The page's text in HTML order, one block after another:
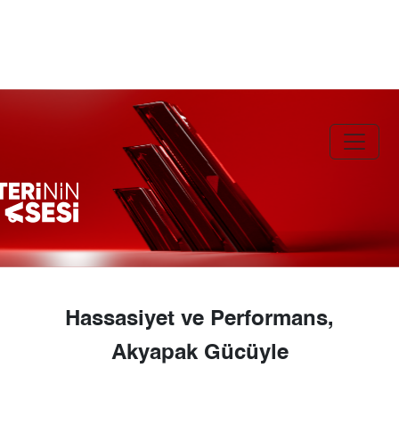
Hassasiyet ve Performans,
Akyapak Gücüyle